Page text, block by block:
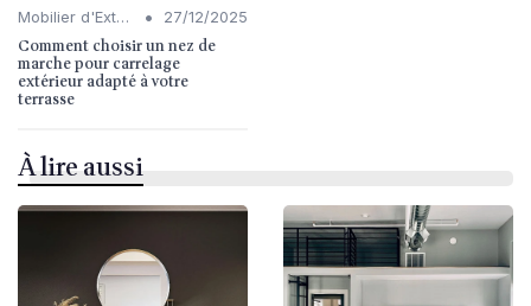
Mobilier d'Extérieur • 27/12/2025
Comment choisir un nez de
marche pour carrelage
extérieur adapté à votre
terrasse
À lire aussi